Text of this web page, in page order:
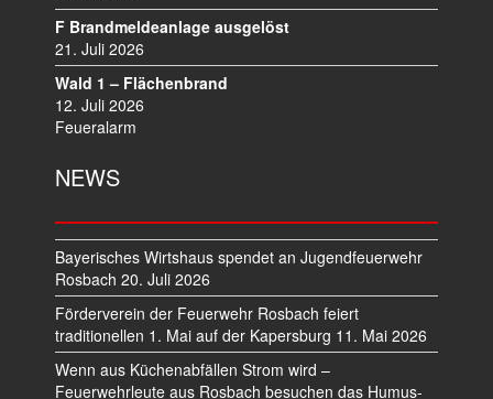
F Brandmeldeanlage ausgelöst
21. Juli 2026
Wald 1 – Flächenbrand
12. Juli 2026
Feueralarm
NEWS
Bayerisches Wirtshaus spendet an Jugendfeuerwehr
Rosbach 20. Juli 2026
Förderverein der Feuerwehr Rosbach feiert
traditionellen 1. Mai auf der Kapersburg 11. Mai 2026
Wenn aus Küchenabfällen Strom wird –
Feuerwehrleute aus Rosbach besuchen das Humus-